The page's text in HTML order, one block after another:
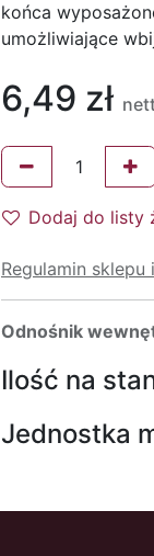
końca
umożliwiające
6,49 zł
Dodaj do listy
Regulamin
Odnośnik
Ilość na
Jednostka